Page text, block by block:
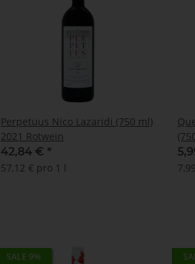
Perpetuus Nico Lazaridi (750 ml)
2021 Rotwein
42,84 € *
57,12 € pro 1 l
SALE 9%